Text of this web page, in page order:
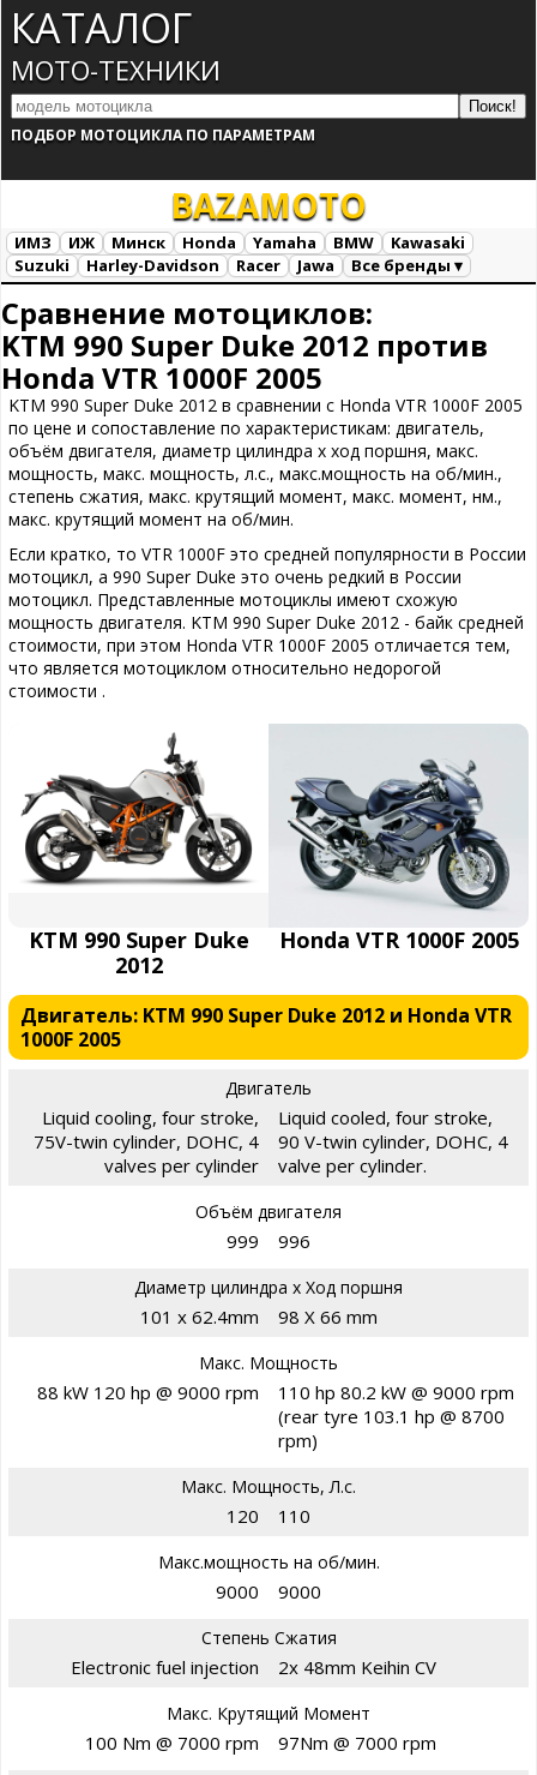
КАТАЛОГ
МОТО-ТЕХНИКИ
ПОДБОР МОТОЦИКЛА ПО ПАРАМЕТРАМ
BAZAMOTO
ИМЗ ИЖ Минск Honda Yamaha BMW
Kawasaki
Suzuki
Harley-Davidson Racer Jawa
Все бренды ▾
Сравнение мотоциклов:
KTM 990 Super Duke 2012 против
Honda VTR 1000F 2005
KTM 990 Super Duke 2012 в сравнении с Honda VTR 1000F 2005
по цене и сопоставление по характеристикам: двигатель,
объём двигателя, диаметр цилиндра х ход поршня, макс.
мощность, макс. мощность, л.с., макс.мощность на об/мин.,
степень сжатия, макс. крутящий момент, макс. момент, нм.,
макс. крутящий момент на об/мин.
Если кратко, то VTR 1000F это средней популярности в России
мотоцикл, а 990 Super Duke это очень редкий в России
мотоцикл. Представленные мотоциклы имеют схожую
мощность двигателя. KTM 990 Super Duke 2012 - байк средней
стоимости, при этом Honda VTR 1000F 2005 отличается тем,
что является мотоциклом относительно недорогой
стоимости .
KTM 990 Super Duke
2012
Honda VTR 1000F 2005
Двигатель: KTM 990 Super Duke 2012 и Honda VTR
1000F 2005
Двигатель
Liquid cooling, four stroke,
75V-twin cylinder, DOHC, 4
valves per cylinder
Liquid cooled, four stroke,
90 V-twin cylinder, DOHC, 4
valve per cylinder.
Объём двигателя
999 996
Диаметр цилиндра х Ход поршня
101 x 62.4mm 98 X 66 mm
Макс. Мощность
88 kW 120 hp @ 9000 rpm
110 hp 80.2 kW @ 9000 rpm
(rear tyre 103.1 hp @ 8700
rpm)
Макс. Мощность, Л.с.
120 110
Макс.мощность на об/мин.
9000 9000
Степень Сжатия
Electronic fuel injection 2x 48mm Keihin CV
Макс. Крутящий Момент
100 Nm @ 7000 rpm 97Nm @ 7000 rpm